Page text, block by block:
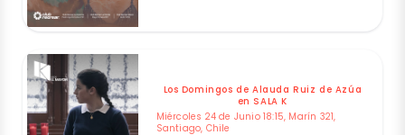
Los Domingos de Alauda Ruiz de Azúa
en SALA K
Miércoles 24 de Junio 18:15, Marín 321,
Santiago, Chile